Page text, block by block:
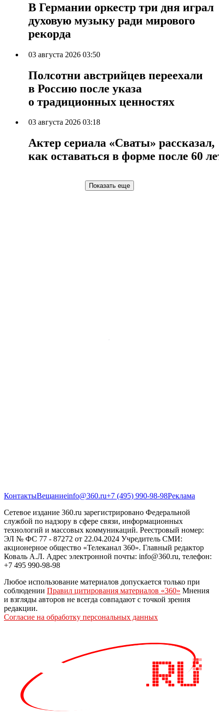
В Германии оркестр три дня играл
духовую музыку ради мирового
рекорда
03 августа 2026 03:50
Полсотни австрийцев переехали
в Россию после указа
о традиционных ценностях
03 августа 2026 03:18
Актер сериала «Сваты» рассказал,
как оставаться в форме после 60
Показать еще
КонтактыВещаниеinfo@360.ru+7 (495) 990-98-98Реклама
Сетевое издание 360.ru зарегистрировано Федеральной
службой по надзору в сфере связи, информационных
технологий и массовых коммуникаций. Реестровый номер:
ЭЛ № ФС 77 - 87272 от 22.04.2024 Учредитель СМИ:
акционерное общество «Телеканал 360». Главный редактор
Коваль А.Л. Адрес электронной почты: info@360.ru, телефон:
+7 495 990-98-98
Любое использование материалов допускается только при
соблюдении Правил цитирования материалов «360» Мнения
и взгляды авторов не всегда совпадают с точкой зрения
редакции.
Согласие на обработку персональных данных